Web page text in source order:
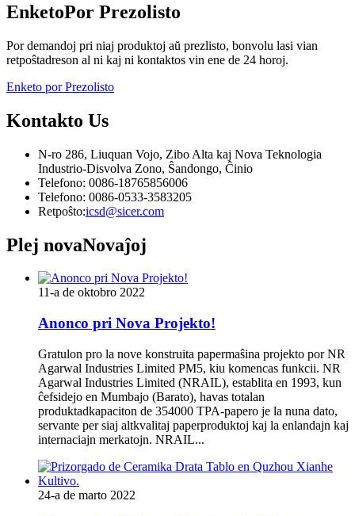
EnketoPor Prezolisto
Por demandoj pri niaj produktoj aŭ prezlisto, bonvolu lasi vian
retpoŝtadreson al ni kaj ni kontaktos vin ene de 24 horoj.
Enketo por Prezolisto
Kontakto Us
N-ro 286, Liuquan Vojo, Zibo Alta kaj Nova Teknologia
Industrio-Disvolva Zono, Ŝandongo, Ĉinio
Telefono: 0086-18765856006
Telefono: 0086-0533-3583205
Retpoŝto:icsd@sicer.com
Plej novaNovaĵoj
11-a de oktobro 2022
Anonco pri Nova Projekto!
Gratulon pro la nove konstruita papermaŝina projekto por NR
Agarwal Industries Limited PM5, kiu komencas funkcii. NR
Agarwal Industries Limited (NRAIL), establita en 1993, kun
ĉefsidejo en Mumbajo (Barato), havas totalan
produktadkapaciton de 354000 TPA-papero je la nuna dato,
servante per siaj altkvalitaj paperproduktoj kaj la enlandajn kaj
internaciajn merkatojn. NRAIL...
24-a de marto 2022